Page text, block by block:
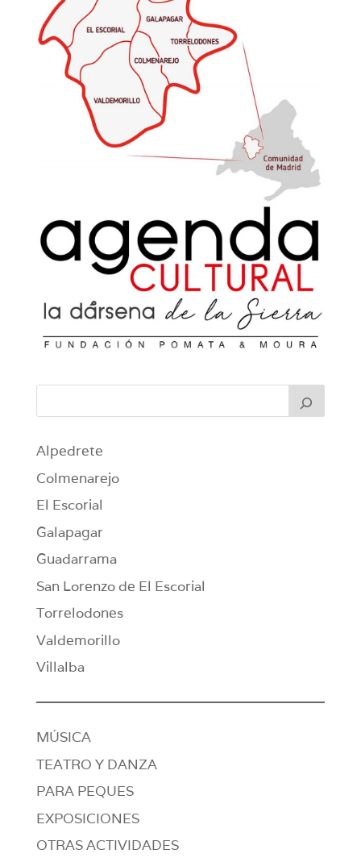
Alpedrete
Colmenarejo
El Escorial
Galapagar
Guadarrama
San Lorenzo de El Escorial
Torrelodones
Valdemorillo
Villalba
MÚSICA
TEATRO Y DANZA
PARA PEQUES
EXPOSICIONES
OTRAS ACTIVIDADES